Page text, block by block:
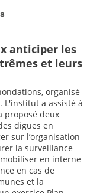
anticiper les
et leurs
organisé
L'institut a assisté à
proposé deux
digues en
sur l’organisation
la surveillance
en interne
en cas de
et la